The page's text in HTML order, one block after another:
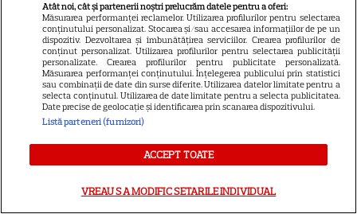
29
vârstă și povestea de iubire
care durează de peste 10 ani
VEDETE STRĂINE
O mai ții minte pe mama lui
Stifler din „American Pie”?
Jennifer Coolidge, la 64 de ani,
dezvăluie greșeala pe care o
Atât noi, cât și partenerii noștri prelucrăm datele pentru a oferi:
Măsurarea performanței reclamelor. Utilizarea profilurilor pentru selectarea
conținutului personalizat. Stocarea și/sau accesarea informațiilor de pe un
dispozitiv. Dezvoltarea și îmbunătățirea serviciilor. Crearea profilurilor de
conținut personalizat. Utilizarea profilurilor pentru selectarea publicității
personalizate. Crearea profilurilor pentru publicitate personalizată.
Măsurarea performanței conținutului. Înțelegerea publicului prin statistici
sau combinații de date din surse diferite. Utilizarea datelor limitate pentru a
selecta conținutul. Utilizarea de date limitate pentru a selecta publicitatea.
Date precise de geolocație și identificarea prin scanarea dispozitivului.
Listă parteneri (furnizori)
ACCEPT TOATE
VREAU SA MODIFIC SETARILE INDIVIDUAL